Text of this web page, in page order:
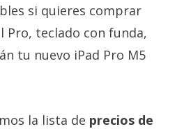
si quieres comprar
Pro, teclado con funda,
tu nuevo iPad Pro M5
la lista de precios de